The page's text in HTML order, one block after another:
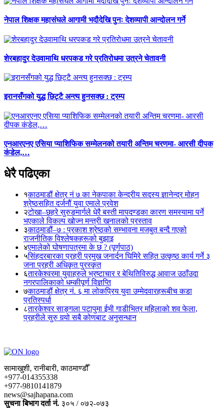
नेपाल शिक्षक महासंघले आगामी भदौदेखि पुनः देशव्यापी आन्दोलन गर्ने
शेरबहादुर देउवामाथि धरपकड गरे प्रतिरोधमा उत्रने चेतावनी
इरानसँगको युद्ध छिट्टै अन्त्य हुनसक्छ : ट्रम्प
एनआरएनए एसिया प्याशिफिक सम्मेलनको तयारी अन्तिम चरणमा- आरसी दीपक
कंडेल,…
धेरै पढिएका
१काठमाडौं क्षेत्र नं ७ का नेकपाका केन्द्रीय सदस्य ज्ञानेन्द्र मोहन
श्रेष्ठसहित दर्जनौं युवा एमाले प्रवेश
२टोखा–छहरे सुरुङमार्गले धेरै बस्ती मापदण्डका कारण समस्यामा पर्ने
भएकाले विकल्प खोज्न मन्त्री खनालको प्रस्ताव
३काठमाडौं–७ : प्रकाश श्रेष्ठको सम्भावना मजबुत बन्दै गएको
राजनीतिक विश्लेषकहरूको बुझाइ
४एमालेको घोषणापत्रमा के छ ? (पूर्णपाठ)
५सिंहदरबारका प्रहरी प्रमुख जनार्दन घिमिरे सहित उत्कृष्ठ कार्य गर्ने ३
जना प्रहरी अधिकृत पुरस्कृत
६तारकेश्वरमा युवाहरुले भ्रष्टाचार र बेथितिविरुद्ध आवाज उठाँउदा
नगरपालिकाको धम्कीपूर्ण विज्ञप्ति
७काठमाडौं क्षेत्र नं. ६ मा लोकप्रिय युवा उम्मेदवारहरूबीच कडा
प्रतिस्पर्धा
८तारकेश्वर साङ्गला पटापुमा ईभी गाडीभित्र महिलाको शव फेला,
प्रहरीले सुरु गर्‍यो सबै कोणबाट अनुसन्धान
सामाखुशी, रानीबारी, काठमाण्डौँ
+977-014355338
+977-9810141879
news@sajhapana.com
सुचना बिभाग दर्ता नं. ३०५ / ०७२-०७३